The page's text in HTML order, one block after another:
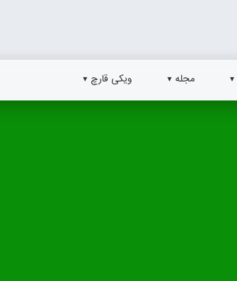
مجله ویکی قارچ